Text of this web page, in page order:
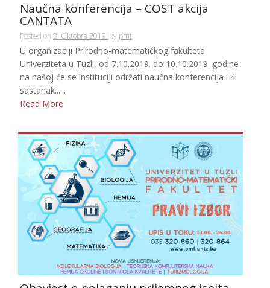
Naučna konferencija – COST akcija
CANTATA
Posted on 3. Oktobra 2019. by pmf
U organizaciji Prirodno-matematičkog fakulteta
Univerziteta u Tuzli, od 7.10.2019. do 10.10.2019. godine
na našoj će se instituciji održati naučna konferencija i 4.
sastanak......
Read More